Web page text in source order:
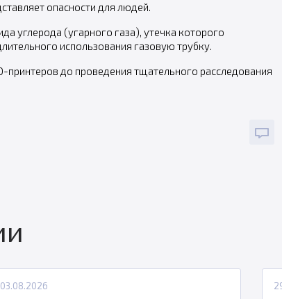
опасности для людей.
углерода (угарного газа), утечка которого
использования газовую трубку.
до проведения тщательного расследования
03.08.2026